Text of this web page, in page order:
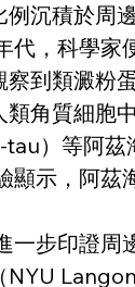
沉積於周
代，科學家
到類澱粉
角質細胞
）等阿茲
顯示，阿茲
一步印證周
NYU